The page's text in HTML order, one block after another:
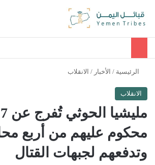
الرئيسية / الأخبار / الانقلاب
الانقلاب
محكوم عليهم من أربع
وتدفعهم لجبهات القتال